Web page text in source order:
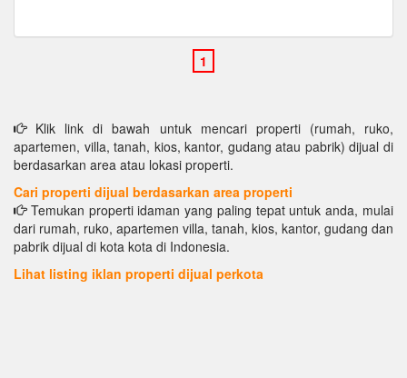
Klik link di bawah untuk mencari properti (rumah, ruko,
apartemen, villa, tanah, kios, kantor, gudang atau pabrik) dijual di
berdasarkan area atau lokasi properti.
Cari properti dijual berdasarkan area properti
Temukan properti idaman yang paling tepat untuk anda, mulai
dari rumah, ruko, apartemen villa, tanah, kios, kantor, gudang dan
pabrik dijual di kota kota di Indonesia.
Lihat listing iklan properti dijual perkota